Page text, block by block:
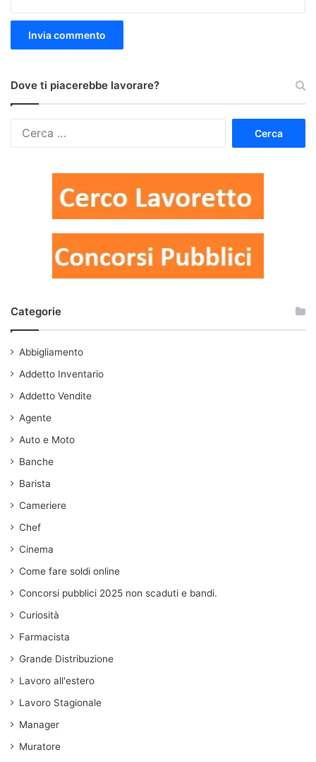
Dove ti piacerebbe lavorare?
Categorie
Abbigliamento
Addetto Inventario
Addetto Vendite
Agente
Auto e Moto
Banche
Barista
Cameriere
Chef
Cinema
Come fare soldi online
Concorsi pubblici 2025 non scaduti e bandi.
Curiosità
Farmacista
Grande Distribuzione
Lavoro all'estero
Lavoro Stagionale
Manager
Muratore